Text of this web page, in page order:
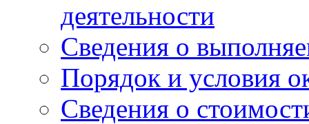
деятельности
Сведения о
Порядок и условия
Сведения о